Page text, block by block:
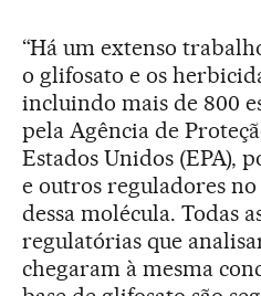
“Há um extenso
o glifosato e os
incluindo mais de 800
pela Agência de
Estados Unidos (EPA),
e outros reguladores
dessa molécula. Todas
regulatórias que
chegaram à mesma